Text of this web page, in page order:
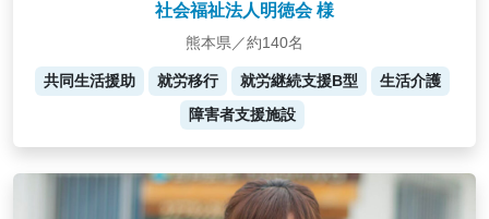
社会福祉法人明徳会 様
熊本県／約140名
共同生活援助 就労移行 就労継続支援B型
生活介護
障害者支援施設